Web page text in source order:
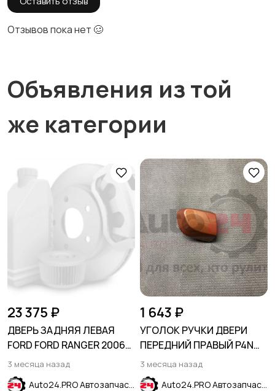
Отзывов пока нет 🥴
Объявления из той
же категории
23 375 ₽
ДВЕРЬ ЗАДНЯЯ ЛЕВАЯ
FORD FORD RANGER 2006-
2012
3 месяца назад
Auto24.PRO Автозапчасти
1 643 ₽
УГОЛОК РУЧКИ ДВЕРИ
ПЕРЕДНИЙ ПРАВЫЙ P4N
коричневый HYUNDAI
CRETA 2016-2021
3 месяца назад
Auto24.PRO Автозапчасти